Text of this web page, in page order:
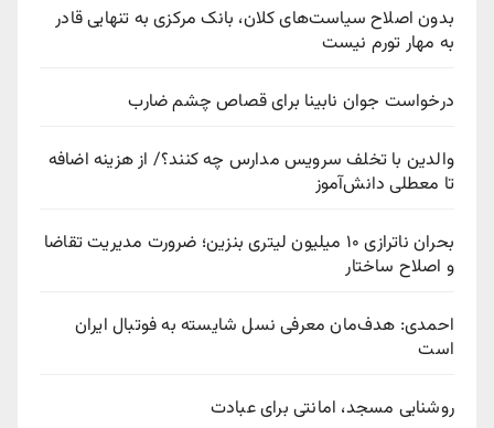
بدون اصلاح سیاست‌های کلان، بانک مرکزی به تنهایی قادر
به مهار تورم نیست
درخواست جوان نابینا برای قصاص چشم ضارب
والدین با تخلف سرویس مدارس چه کنند؟/ از هزینه اضافه
تا معطلی دانش‌آموز
بحران ناترازی ۱۰ میلیون لیتری بنزین؛ ضرورت مدیریت تقاضا
و اصلاح ساختار
احمدی: هدف‌مان معرفی نسل شایسته به فوتبال ایران
است
روشنایی مسجد، امانتی برای عبادت